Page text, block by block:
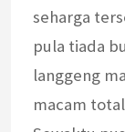
seharga
pula tiada
langgeng
macam